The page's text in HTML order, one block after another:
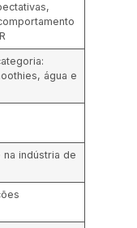
água e
na indústria de